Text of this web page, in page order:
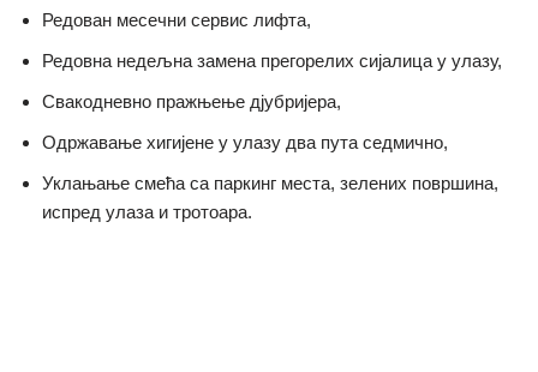
Редован месечни сервис лифта,
Редовна недељна замена прегорелих сијалица у улазу,
Свакодневно пражњење дјубријера,
Одржавање хигијене у улазу два пута седмично,
Уклањање смећа са паркинг места, зелених површина,
испред улаза и тротоара.